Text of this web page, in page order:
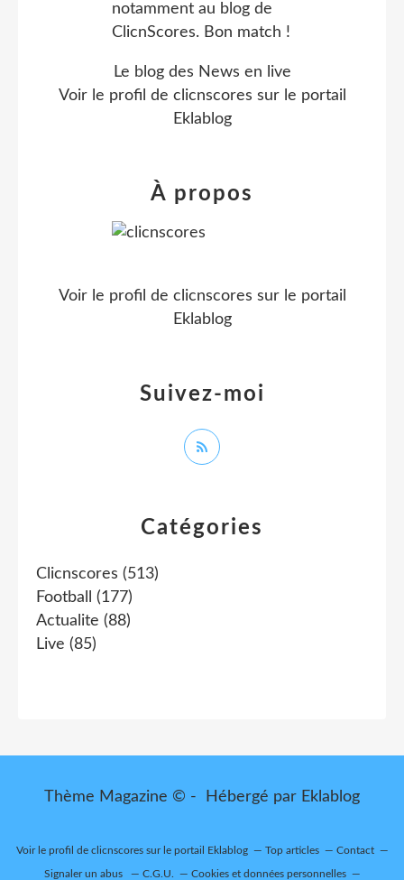
Catégories
Clicnscores (513)
Football
(177)
Actualite (88)
Live (85)
Le blog des News en live
Voir le profil de clicnscores sur le portail
Eklablog
Suivez-moi
À propos
Voir le profil de clicnscores sur le portail
Eklablog
Thème Magazine © - Hébergé par Eklablog
Voir le profil de clicnscoressur le portail Eklablog Top articles Contact
Signaler un abus C.G.U. Cookies et données personnelles